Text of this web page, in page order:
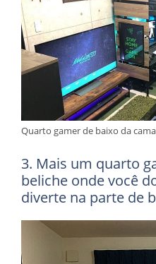
Quarto gamer de baixo da cama
3. Mais um quarto
beliche onde você
diverte na parte de